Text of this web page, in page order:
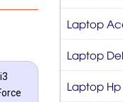
Laptop
Laptop
Laptop